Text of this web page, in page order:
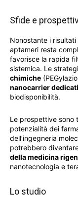
Sfide e
Nonostante i
aptameri resta
favorisce la rapida
sistemica. Le
chimiche
nanocarrier dedicati
biodisponibilità.
Le prospettive sono
potenzialità dei
dell’ingegneria
potrebbero
della medicina
nanotecnologia e
Lo studio